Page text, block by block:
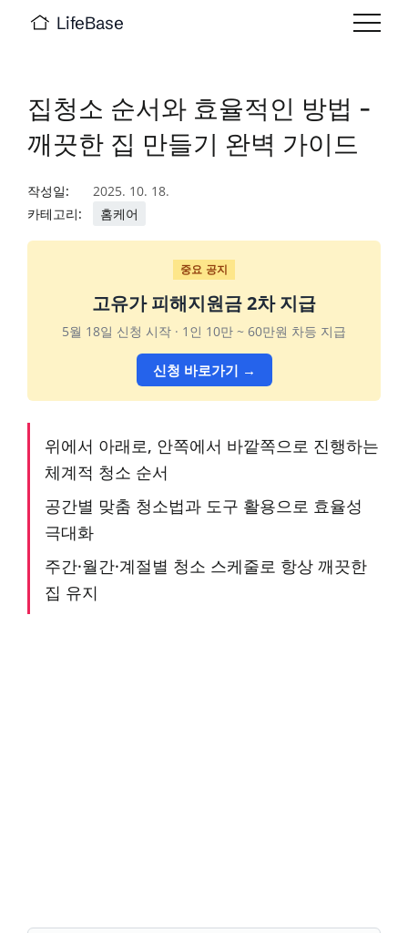
LifeBase
집청소 순서와 효율적인 방법 -
깨끗한 집 만들기 완벽 가이드
작성일:
2025. 10. 18.
카테고리:
홈케어
중요 공지
고유가 피해지원금 2차 지급
5월 18일 신청 시작 · 1인 10만 ~ 60만원 차등 지급
신청 바로가기 →
위에서 아래로, 안쪽에서 바깥쪽으로 진행하는
체계적 청소 순서
공간별 맞춤 청소법과 도구 활용으로 효율성
극대화
주간·월간·계절별 청소 스케줄로 항상 깨끗한
집 유지